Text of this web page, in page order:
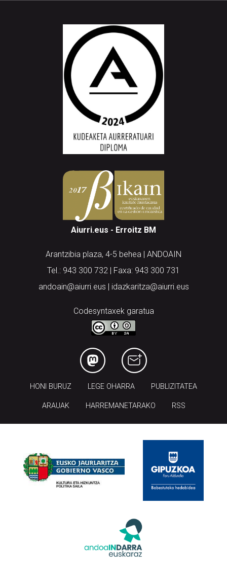
Aiurri.eus - Erroitz BM
Arantzibia plaza, 4-5 behea | ANDOAIN
Tel.: 943 300 732 | Faxa: 943 300 731
andoain@aiurri.eus | idazkaritza@aiurri.eus
Codesyntaxek garatua
HONI BURUZ LEGE OHARRA PUBLIZITATEA
ARAUAK HARREMANETARAKO RSS